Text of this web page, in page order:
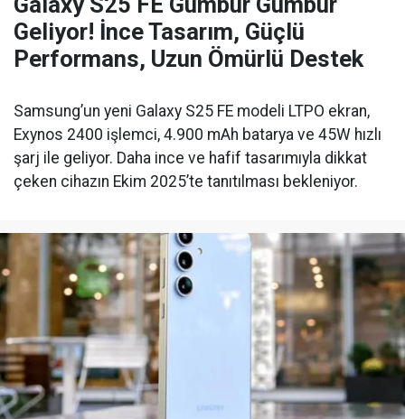
Geliyor! İnce Tasarım, Güçlü
Performans, Uzun Ömürlü Destek
Samsung’un yeni Galaxy S25 FE modeli LTPO ekran,
Exynos 2400 işlemci, 4.900 mAh batarya ve 45W hızlı
şarj ile geliyor. Daha ince ve hafif tasarımıyla dikkat
çeken cihazın Ekim 2025’te tanıtılması bekleniyor.